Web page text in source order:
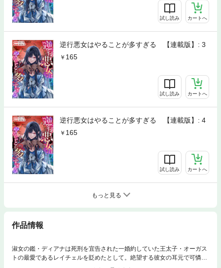
試し読み カートへ
逆行悪女はやることが多すぎる 【連載版】: 3
165
試し読み カートへ
逆行悪女はやることが多すぎる 【連載版】: 4
165
試し読み カートへ
もっと見る
作品情報
淑女の鑑・ディアナは死刑を宜告された一婚約していた王太子・オーガス
トの最愛であるレイチェルを貶めたとして。絶望する彼女の耳元で可憐な
少女は囁く。「ちゃちな悪女役ご苦労様でした♡」嵌められたと激昂して